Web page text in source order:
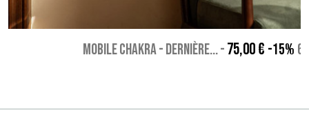
MOBILE CHAKRA - Dernière...-75,00 € -15%